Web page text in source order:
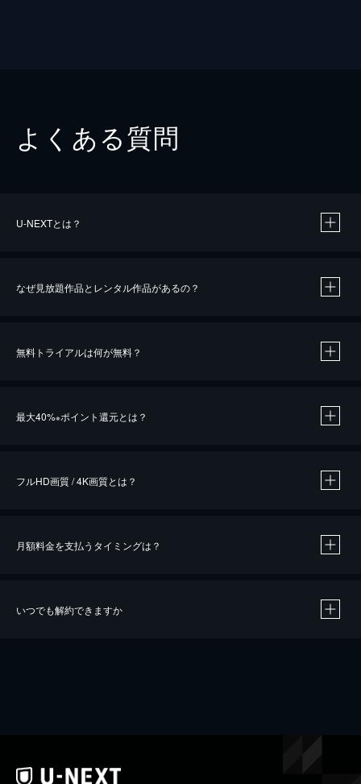
よくある質問
U-NEXTとは？
なぜ見放題作品とレンタル作品があるの？
無料トライアルは何が無料？
最大40%※ポイント還元とは？
※40％ポイント還元の対象は、クレジットカード決済による作品の購入 / レンタルです。
フルHD画質 / 4K画質とは？
月額料金を支払うタイミングは？
いつでも解約できますか